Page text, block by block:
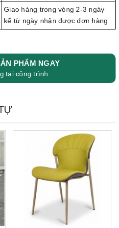
Giao hàng trong vòng 2-3 ngày
kể từ ngày nhận được đơn hàng
PHẨM NGAY
tại công trình